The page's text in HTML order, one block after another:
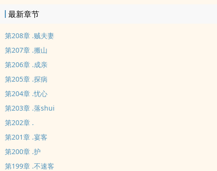
最新章节
第208章 .贼夫妻
第207章 .搬山
第206章 .成亲
第205章 .探病
第204章 .忧心
第203章 .落shui
第202章 .
第201章 .宴客
第200章 .护
第199章 .不速客